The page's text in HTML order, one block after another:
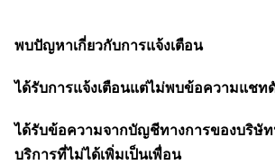
พบปัญหาเกี่ยวกับการแจ้งเตือน
ได้รับการแจ้งเตือนแต่ไม่พบข้อความแชท
ได้รับข้อความจากบัญชีทางการของบริษั
บริการที่ไม่ได้เพิ่มเป็นเพื่อน